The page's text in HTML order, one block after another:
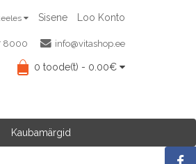
Sisene Loo Konto
8000 info@vitashop.ee
0 toode(t) - 0.00€
Kaubamärgid